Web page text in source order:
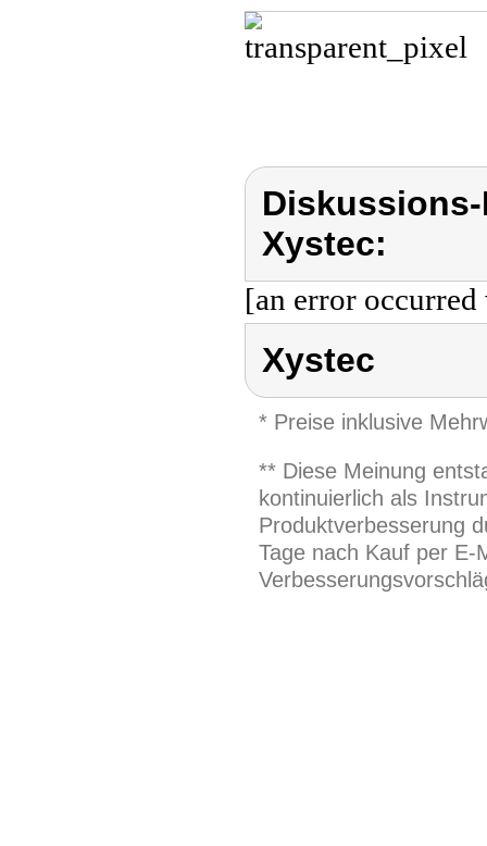
Xystec:
[an error
Xystec
* Preise inklusive
** Diese Meinung
kontinuierlich als
Produktverbesserung
Tage nach Kauf per E-